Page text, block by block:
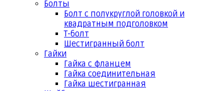
Болты
Болт с полукруглой головкой и
квадратным подголовком
Т-болт
Шестигранный болт
Гайки
Гайка с фланцем
Гайка соединительная
Гайка шестигранная